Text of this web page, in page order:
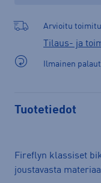
Arvioitu
Tilaus- ja
Ilmainen
Tuotetiedot
Fireflyn klassiset
joustavasta